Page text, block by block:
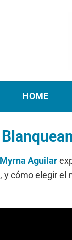
HOME
Aguilar
y cómo elegir